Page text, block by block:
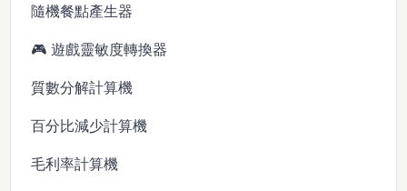
隨機餐點產生器
🎮 遊戲靈敏度轉換器
質數分解計算機
百分比減少計算機
毛利率計算機